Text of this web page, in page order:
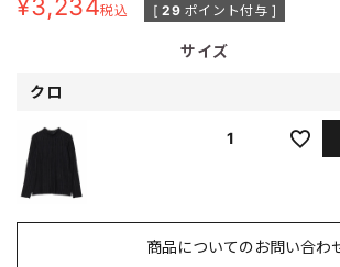
¥3,234税込 [ 29 ポイント付与 ]
サイズ
クロ
1
商品についてのお問い合わ